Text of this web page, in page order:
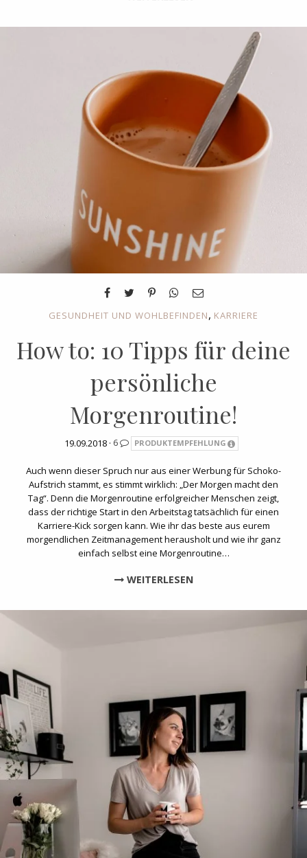
GESUNDHEIT UND WOHLBEFINDEN, KARRIERE
How to: 10 Tipps für deine
persönliche
Morgenroutine!
19.09.2018 · 6 PRODUKTEMPFEHLUNG
Auch wenn dieser Spruch nur aus einer Werbung für Schoko-
Aufstrich stammt, es stimmt wirklich: „Der Morgen macht den
Tag“. Denn die Morgenroutine erfolgreicher Menschen zeigt,
dass der richtige Start in den Arbeitstag tatsächlich für einen
Karriere-Kick sorgen kann. Wie ihr das beste aus eurem
morgendlichen Zeitmanagement herausholt und wie ihr ganz
einfach selbst eine Morgenroutine…
WEITERLESEN